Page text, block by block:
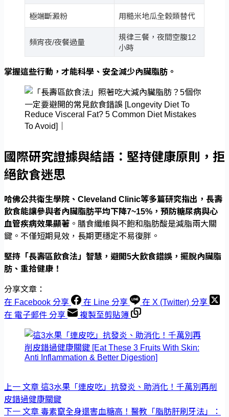
極端斷澱粉 用糙米地瓜全榖類替代
頻宵夜/夜餐過量
規律三餐，夜間空腹12
小時
掌握這些行動，才能科學、安全減少內臟脂肪。
國際研究證據與結語：堅持健康原則，拒
絕飲食迷思
哈佛公共衛生學院、Cleveland Clinic等多篇研究指出，長壽
飲食能讓參與者內臟脂肪平均下降7~15%，預防糖尿病與心
血管疾病效果顯著 。膳食纖維與不飽和脂肪酸是減脂兩大關
鍵。不僅短期見效，長期更穩定不易復胖。
堅持「長壽區飲食法」智慧，避開5大飲食錯誤，擺脫內臟脂
肪、重拾健康！
分享文章：
在 Facebook 分享
在 Line 分享
在 X (Twitter) 分享
在 電子郵件 分享
複製至剪貼簿
上一 文章 這3水果「連皮吃」抗發炎、助消化！千萬別再削
皮錯過健康關鍵
下一 文章 毒素竄全身還害血糖高！醫教「脂肪肝刷牙法」：